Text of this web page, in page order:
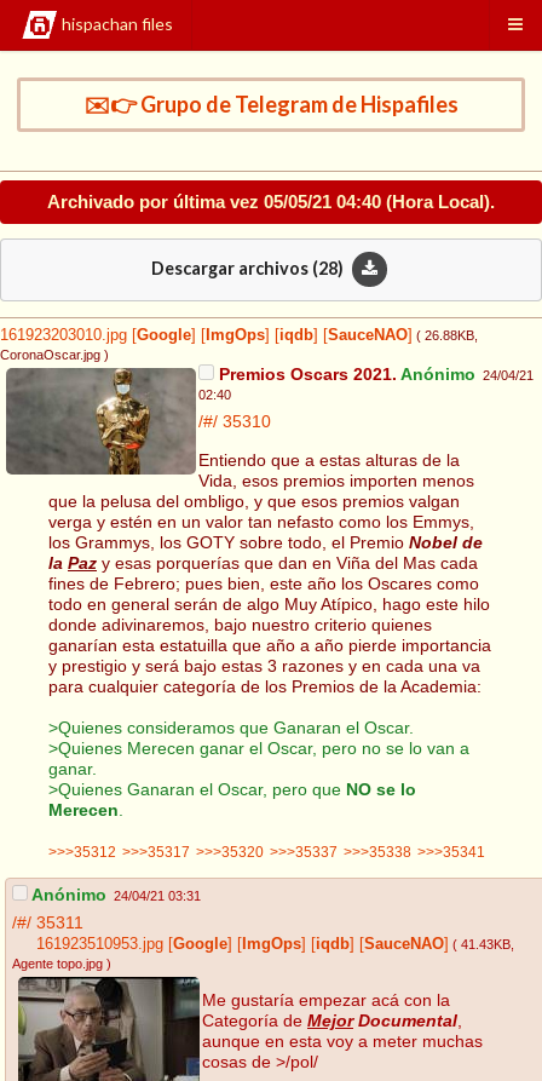
hispachan files
✉️👉 Grupo de Telegram de Hispafiles
Archivado por última vez 05/05/21 04:40 (Hora Local).
Descargar archivos (28)
161923203010.jpg Google ImgOps iqdb SauceNAO ( 26.88KB
CoronaOscar.jpg )
Premios Oscars 2021. Anónimo 24/04/21
02:40
/#/ 35310
Entiendo que a estas alturas de la
Vida, esos premios importen menos
que la pelusa del ombligo, y que esos premios valgan
verga y estén en un valor tan nefasto como los Emmys,
los Grammys, los GOTY sobre todo, el Premio Nobel de
la Paz y esas porquerías que dan en Viña del Mas cada
fines de Febrero; pues bien, este año los Oscares como
todo en general serán de algo Muy Atípico, hago este hilo
donde adivinaremos, bajo nuestro criterio quienes
ganarían esta estatuilla que año a año pierde importancia
y prestigio y será bajo estas 3 razones y en cada una va
para cualquier categoría de los Premios de la Academia:
>Quienes consideramos que Ganaran el Oscar.
>Quienes Merecen ganar el Oscar, pero no se lo van a
ganar.
>Quienes Ganaran el Oscar, pero que NO se lo
Merecen
>>>35312 >>>35317 >>>35320 >>>35337 >>>35338 >>>35341
Anónimo 24/04/21 03:31
/#/ 35311
161923510953.jpg Google ImgOps iqdb SauceNAO ( 41.43KB
Agente topo.jpg )
Me gustaría empezar acá con la
Categoría de MejorDocumental
aunque en esta voy a meter muchas
cosas de >/pol/